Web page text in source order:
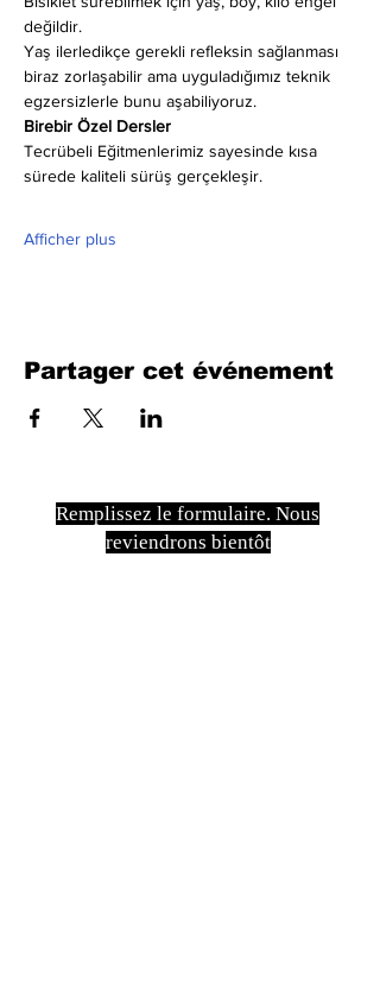
değildir.
Yaş ilerledikçe gerekli refleksin sağlanması
biraz zorlaşabilir ama uyguladığımız teknik
egzersizlerle bunu aşabiliyoruz.
Birebir Özel Dersler
Tecrübeli Eğitmenlerimiz sayesinde kısa
sürede kaliteli sürüş gerçekleşir.
Afficher plus
Partager cet événement
Remplissez le formulaire. Nous
reviendrons bientôt